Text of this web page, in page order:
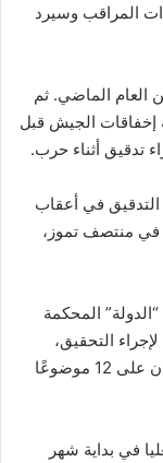
المراقب وسيرد
العام الماضي. ثم
إخفاقات الجيش قبل
تدقيق أثناء حرب.
في أعقاب
في منتصف تموز،
المحكمة
التحقيق،
بطريقة لا تتدخل في سير القتال. واتفق الطرفان على 12 موضوعًا
في بداية شهر